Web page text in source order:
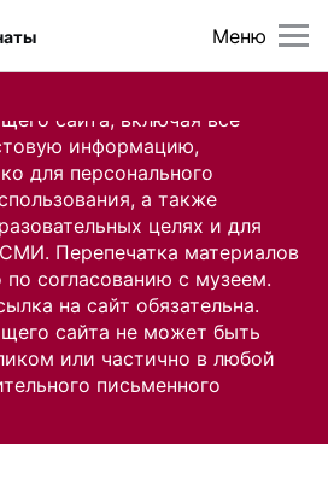
сайта, включая все
информацию,
для персонального
а также
целях и для
Перепечатка материалов
по согласованию с музеем.
на сайт обязательна.
сайта не может быть
или частично в любой
письменного
Меню